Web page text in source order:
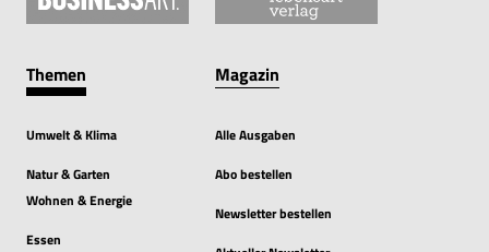
Themen
Umwelt & Klima
Natur & Garten
Wohnen & Energie
Essen
Magazin
Alle Ausgaben
Abo bestellen
Newsletter bestellen